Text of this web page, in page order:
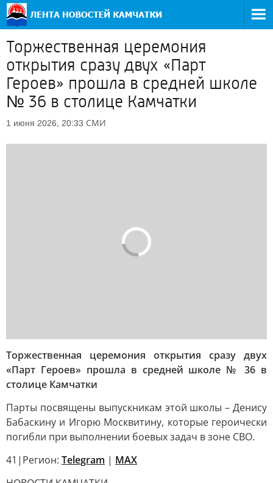
Торжественная церемония
открытия сразу двух «Парт
Героев» прошла в средней школе
№ 36 в столице Камчатки
1 июня 2026, 20:33 СМИ
Торжественная церемония открытия сразу двух
«Парт Героев» прошла в средней школе № 36 в
столице Камчатки
Парты посвящены выпускникам этой школы – Денису
Бабаскину и Игорю Москвитину, которые героически
погибли при выполнении боевых задач в зоне СВО.
41|Регион: Telegram | MAX